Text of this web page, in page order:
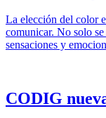
La elección del color
comunicar. No solo
sensaciones y
CODIG